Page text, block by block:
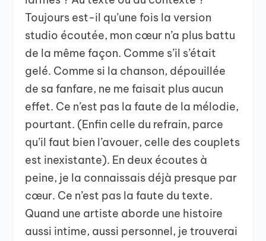
Toujours est-il qu’une fois la version
studio écoutée, mon cœur n’a plus battu
de la même façon. Comme s’il s’était
gelé. Comme si la chanson, dépouillée
de sa fanfare, ne me faisait plus aucun
effet. Ce n’est pas la faute de la mélodie,
pourtant. (Enfin celle du refrain, parce
qu’il faut bien l’avouer, celle des couplets
est inexistante). En deux écoutes à
peine, je la connaissais déjà presque par
cœur. Ce n’est pas la faute du texte.
Quand une artiste aborde une histoire
aussi intime, aussi personnel, je trouverai